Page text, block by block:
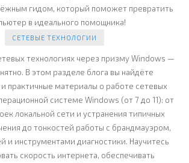
гидом, который поможет превратить
в идеального помощника!
СЕТЕВЫЕ ТЕХНОЛОГИИ
технологиях через призму Windows —
В этом разделе блога вы найдёте
практичные материалы о работе сетевых
системе Windows (от 7 до 11): от
локальной сети и устранения типичных
до тонкостей работы с брандмауэром,
и инструментами диагностики. Научитесь
скорость интернета, обеспечивать